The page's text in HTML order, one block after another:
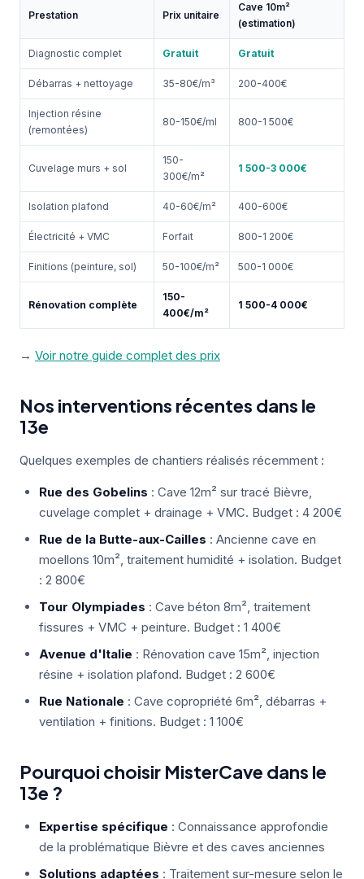
Prestation Prix unitaire
Cave 10m²
(estimation)
Diagnostic complet Gratuit Gratuit
Débarras + nettoyage 35-80€/m³ 200-400€
Injection résine
(remontées)
80-150€/ml 800-1 500€
Cuvelage murs + sol
150-
300€/m²
1 500-3 000€
Isolation plafond 40-60€/m² 400-600€
Électricité + VMC Forfait 800-1 200€
Finitions (peinture, sol) 50-100€/m² 500-1 000€
Rénovation complète
150-
400€/m²
1 500-4 000€
→ Voir notre guide complet des prix
Nos interventions récentes dans le
13e
Quelques exemples de chantiers réalisés récemment :
Rue des Gobelins : Cave 12m² sur tracé Bièvre,
cuvelage complet + drainage + VMC. Budget : 4 200€
Rue de la Butte-aux-Cailles : Ancienne cave en
moellons 10m², traitement humidité + isolation. Budget
: 2 800€
Tour Olympiades : Cave béton 8m², traitement
fissures + VMC + peinture. Budget : 1 400€
Avenue d'Italie : Rénovation cave 15m², injection
résine + isolation plafond. Budget : 2 600€
Rue Nationale : Cave copropriété 6m², débarras +
ventilation + finitions. Budget : 1 100€
Pourquoi choisir MisterCave dans le
13e ?
Expertise spécifique : Connaissance approfondie
de la problématique Bièvre et des caves anciennes
Solutions adaptées : Traitement sur-mesure selon le